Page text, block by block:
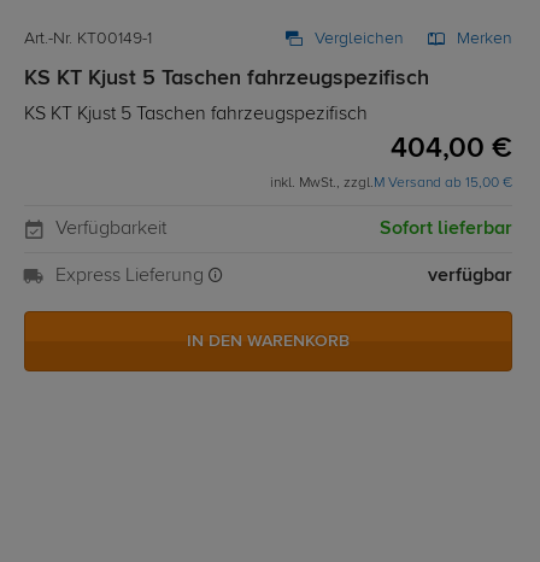
Art.-Nr. KT00149-1 Vergleichen Merken
KS KT Kjust 5 Taschen fahrzeugspezifisch
KS KT Kjust 5 Taschen fahrzeugspezifisch
404,00 €
inkl. MwSt., zzgl.M Versand ab 15,00 €
Verfügbarkeit Sofort lieferbar
Express Lieferung verfügbar
IN DEN WARENKORB